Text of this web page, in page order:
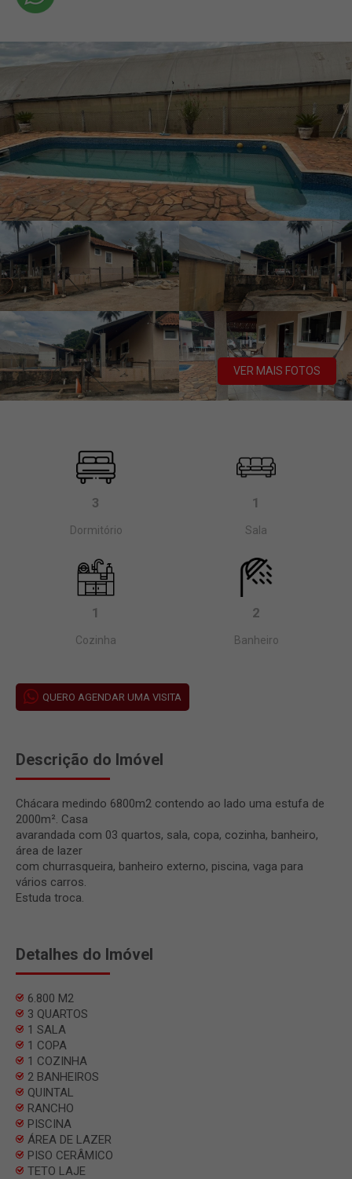
VER MAIS FOTOS
3
Dormitório
1
Sala
1
Cozinha
2
Banheiro
QUERO AGENDAR UMA VISITA
Descrição do Imóvel
Chácara medindo 6800m2 contendo ao lado uma estufa de
2000m². Casa
avarandada com 03 quartos, sala, copa, cozinha, banheiro,
área de lazer
com churrasqueira, banheiro externo, piscina, vaga para
vários carros.
Estuda troca.
Detalhes do Imóvel
6.800 M2
3 QUARTOS
1 SALA
1 COPA
1 COZINHA
2 BANHEIROS
QUINTAL
RANCHO
PISCINA
ÁREA DE LAZER
PISO CERÂMICO
TETO LAJE